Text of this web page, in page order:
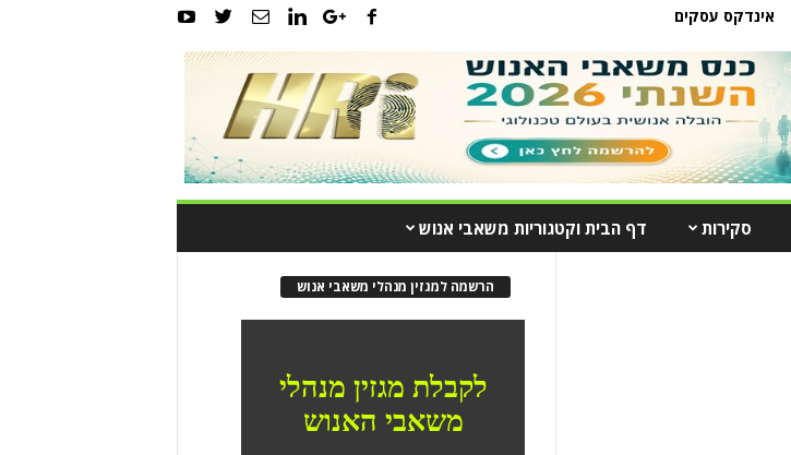
אינדקס עסקים
סקירות דף הבית וקטגוריות משאבי אנוש
הרשמה למגזין מנהלי משאבי אנוש